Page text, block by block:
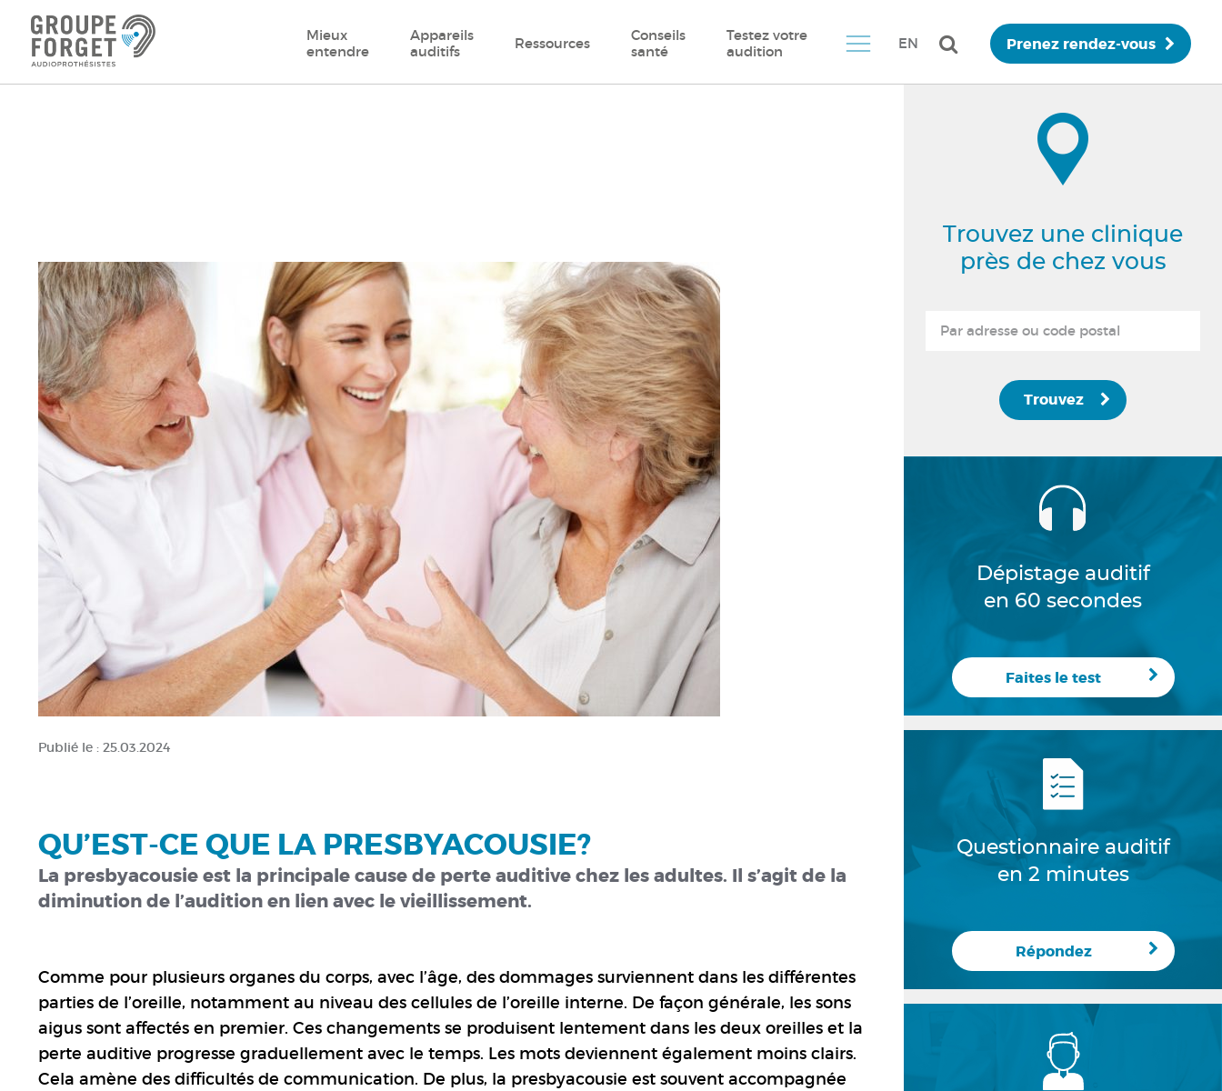
Mieux
entendre
Appareils
auditifs
Ressources
Conseils
santé
Testez votre
audition
EN Prenez rendez-vous
Publié le : 25.03.2024
QU’EST-CE QUE LA PRESBYACOUSIE?
La presbyacousie est la principale cause de perte auditive chez les adultes. Il s’agit de la
diminution de l’audition en lien avec le vieillissement.
Comme pour plusieurs organes du corps, avec l’âge, des dommages surviennent dans les différentes
parties de l’oreille, notamment au niveau des cellules de l’oreille interne. De façon générale, les sons
aigus sont affectés en premier. Ces changements se produisent lentement dans les deux oreilles et la
perte auditive progresse graduellement avec le temps. Les mots deviennent également moins clairs.
Cela amène des difficultés de communication. De plus, la presbyacousie est souvent accompagnée
Trouvez une clinique
près de chez vous
Trouvez
Dépistage auditif
en 60 secondes
Faites le test
Questionnaire auditif
en 2 minutes
Répondez